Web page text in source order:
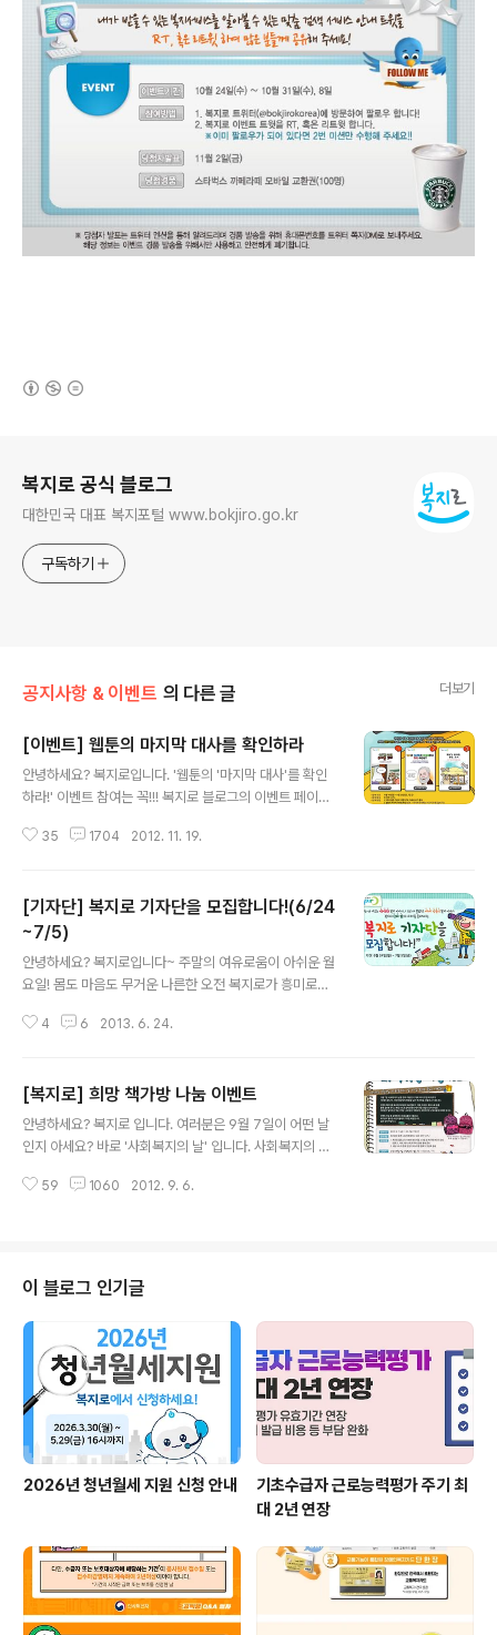
복지로 공식 블로그
대한민국 대표 복지포털 www.bokjiro.go.kr
구독하기
공지사항 & 이벤트 의 다른 글 더보기
[이벤트] 웹툰의 마지막 대사를 확인하라
안녕하세요? 복지로입니다. '웹툰의 '마지막 대사'를 확인
하라!' 이벤트 참여는 꼭!!! 복지로 블로그의 이벤트 페이지
지의 복지 만화에 남기시는 댓글은 참여방법이 올바르지
35 1704 2012. 11. 19.
[기자단] 복지로 기자단을 모집합니다!(6/24
~7/5)
안녕하세요? 복지로입니다~ 주말의 여유로움이 아쉬운 월
요일! 몸도 마음도 무거운 나른한 오전 복지로가 흥미로운
소 복지에 관심있는 대학생 및 일반인이라면 누구나 참여
일(publicevent@naver.com)로 전송하면 완료!! 기자
단 모집은 오늘부터 7월 5일(금)까지입니다. 망설이지 마
시고, 지금 바로 지원서를 다운받아 신청하세요!! ▼자세한
4 6 2013. 6. 24.
[복지로] 희망 책가방 나눔 이벤트
안녕하세요? 복지로 입니다. 여러분은 9월 7일이 어떤 날
인지 아세요? 바로 '사회복지의 날' 입니다. 사회복지의 날
종사자의 활동을 장려하기 위한 날인데요. 9월 7일, 사회
될 수 있습니다. 참여자를 대상으로 추첨을 통해 경품도 제
공하는 만큼 이벤트를 통해 나눔의 기쁨과 경품의 혜택 등
일석이조의 기회를 잡으시기 바랍니다. 이벤트 참여는 9월
7일부터 시작입니다. 적극적인 댓글과 참여 부탁드려요~!!
59 1060 2012. 9. 6.
이 블로그 인기글
2026년 청년월세 지원 신청 안내
기초수급자 근로능력평가 주기 최
대 2년 연장